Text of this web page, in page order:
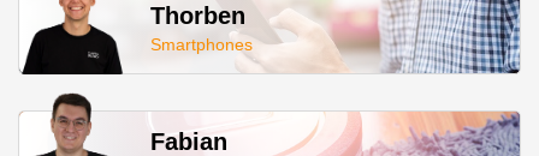
Thorben
Smartphones
Fabian